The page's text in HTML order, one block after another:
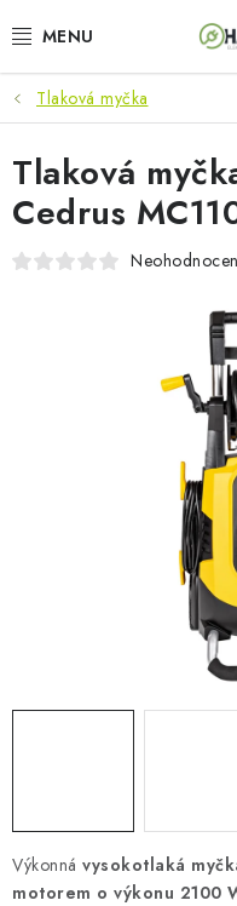
na
KLIMATIZACE
ELEKTROCENTRÁLY
ZAHRADNÍ TECHNIKA
AKUMULAČNÍ KAMNA
Ochrana
Slovník pojmů
Zpětný
Návody
Novinky Blog
Tlaková myčka
Výkonná vysokotlaká
motorem o výkonu 2100
Tlaková
Cedrus